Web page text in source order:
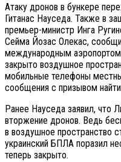
Атаку дронов в бункере
Гитанас Науседа. Также в
премьер-министр Инга
Сейма Йозас Олекас,
международным
закрыто воздушное
мобильные телефоны
сообщения с призывом
Ранее Науседа заявил, что
вторжение дронов. Ведь
в воздушное пространство
украинский БПЛА поразил
теперь закрыто.